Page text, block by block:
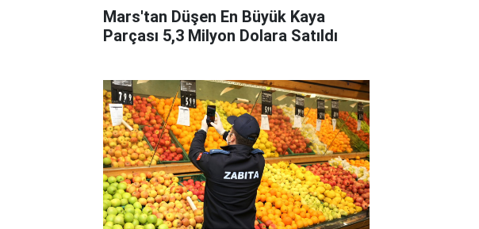
Mars'tan Düşen En Büyük Kaya
Parçası 5,3 Milyon Dolara Satıldı